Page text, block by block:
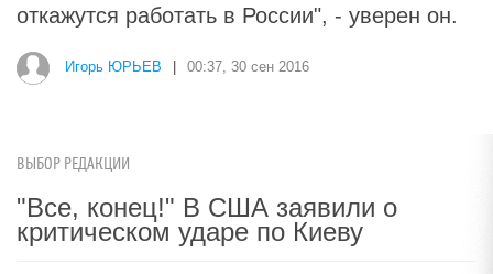
откажутся работать в России", - уверен он.
Игорь ЮРЬЕВ 00:37, 30 сен 2016
ВЫБОР РЕДАКЦИИ
"Все, конец!" В США заявили о
критическом ударе по Киеву